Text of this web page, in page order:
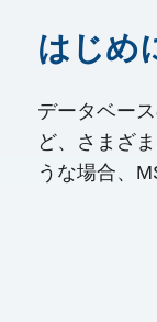
はじめ
データベー
ど、さまざ
うな場合、